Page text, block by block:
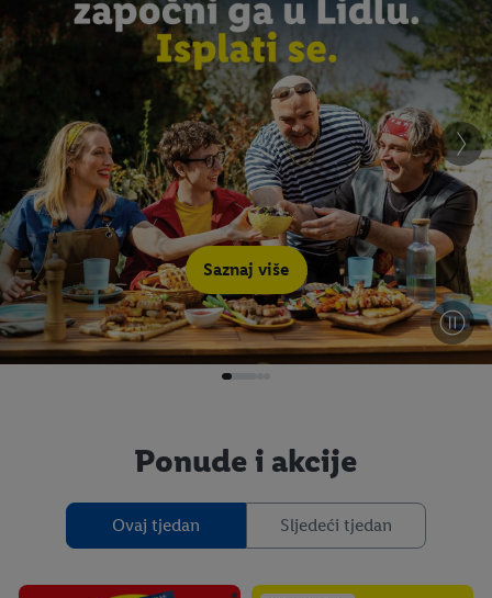
Saznaj više
Ponude i akcije
Ovaj tjedan Sljedeći tjedan